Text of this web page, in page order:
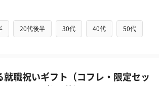
20代後半 30代 40代 50代
就職祝いギフト（コフレ・限定セッ